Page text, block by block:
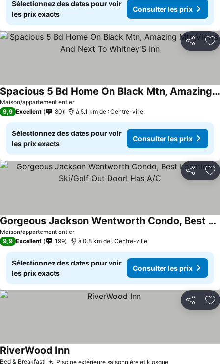
Sélectionnez des dates pour voir
les prix exacts
Consulter les prix
Partager
Maison/appartement entier
Spacious 5 Bd Home On Black Mtn, Amazing Mtn Views And Next To Whitney'S Inn
9,9 Excellent 80 à 5.1 km de : Centre-ville
Sélectionnez des dates pour voir
les prix exacts
Consulter les prix
Partager
Maison/appartement entier
Gorgeous Jackson Wentworth Condo, Best Location Ski/Golf Out Door! Has A/C
9,9 Excellent 199 à 0.8 km de : Centre-ville
Sélectionnez des dates pour voir
les prix exacts
Consulter les prix
Partager
Bed & Breakfast Piscine extérieure saisonnière et kiosque
RiverWood Inn